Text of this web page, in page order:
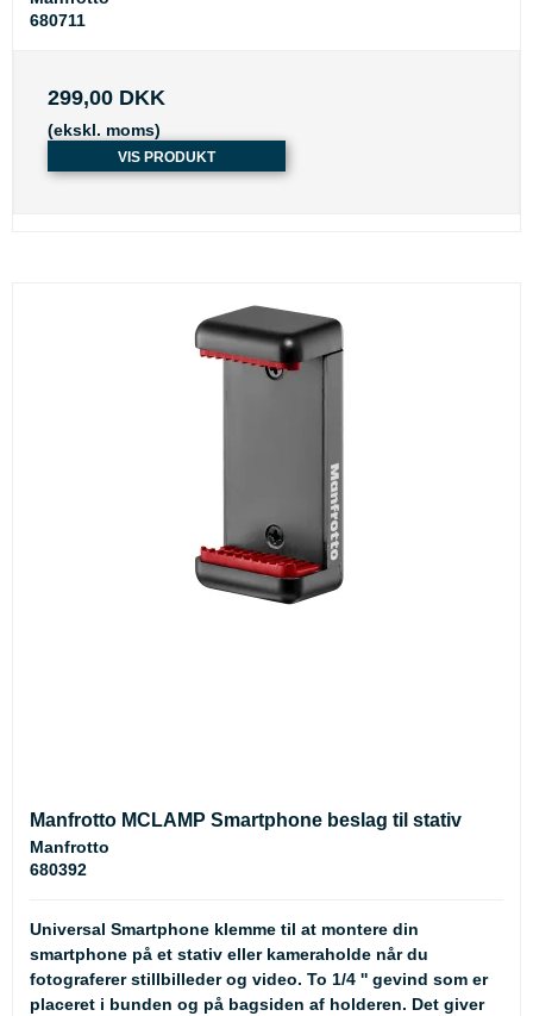
680711
299,00 DKK
(ekskl. moms)
VIS PRODUKT
Manfrotto MCLAMP Smartphone beslag til stativ
Manfrotto
680392
Universal Smartphone klemme til at montere din
smartphone på et stativ eller kameraholde når du
fotograferer stillbilleder og video. To 1/4 '' gevind som er
placeret i bunden og på bagsiden af holderen. Det giver